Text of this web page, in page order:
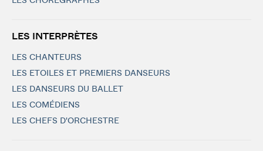
LES INTERPRÈTES
LES CHANTEURS
LES ETOILES ET PREMIERS DANSEURS
LES DANSEURS DU BALLET
LES COMÉDIENS
LES CHEFS D'ORCHESTRE